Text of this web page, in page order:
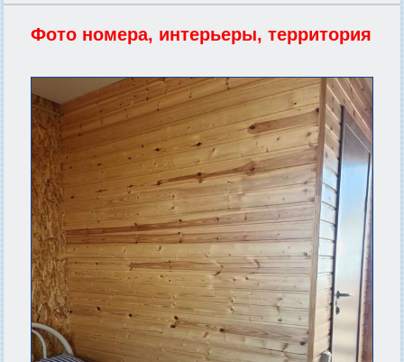
Фото номера, интерьеры, территория